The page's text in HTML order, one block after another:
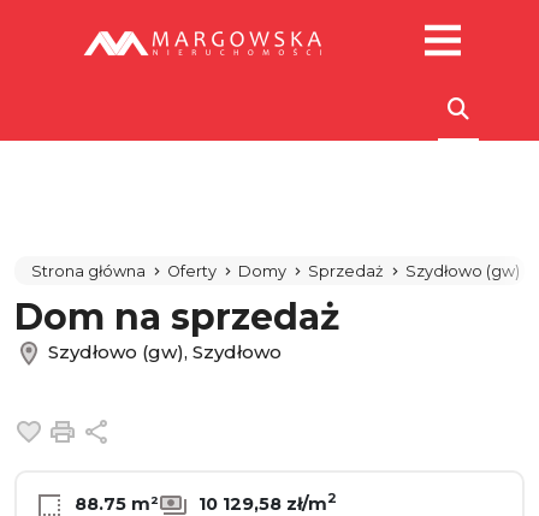
Strona główna Oferty Domy Sprzedaż Szydłowo (gw)
Dom na sprzedaż
Szydłowo (gw), Szydłowo
Dodaj do ulubionych
Drukuj
88.75 m² 10 129,58 zł/m2